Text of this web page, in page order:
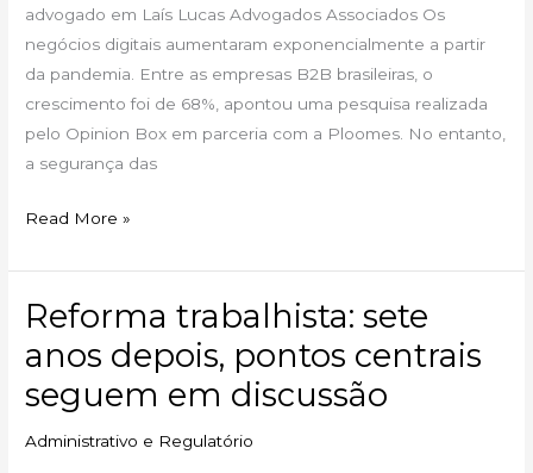
advogado em Laís Lucas Advogados Associados Os
negócios digitais aumentaram exponencialmente a partir
da pandemia. Entre as empresas B2B brasileiras, o
crescimento foi de 68%, apontou uma pesquisa realizada
pelo Opinion Box em parceria com a Ploomes. No entanto,
a segurança das
Dados
(DPO)
Read More »
Reforma trabalhista: sete
anos depois, pontos centrais
seguem em discussão
Administrativo e Regulatório
Reforma
sete
anos